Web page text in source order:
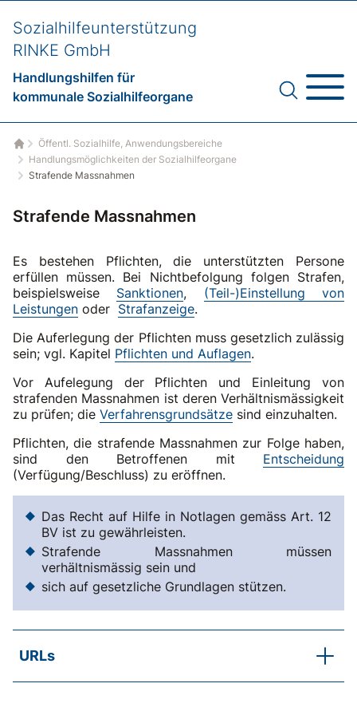
Sozialhilfeunterstützung
RINKE GmbH
Handlungshilfen für
kommunale Sozialhilfeorgane
Startseite
Öffentl. Sozialhilfe, Anwendungsbereiche
Handlungsmöglichkeiten der Sozialhilfeorgane
Strafende Massnahmen
Strafende Massnahmen
Es bestehen Pflichten, die unterstützten Persone
erfüllen müssen. Bei Nichtbefolgung folgen Strafen,
beispielsweise Sanktionen, (Teil-)Einstellung von
Leistungen oder Strafanzeige.
Die Auferlegung der Pflichten muss gesetzlich zulässig
sein; vgl. Kapitel Pflichten und Auflagen.
Vor Aufelegung der Pflichten und Einleitung von
strafenden Massnahmen ist deren Verhältnismässigkeit
zu prüfen; die Verfahrensgrundsätze sind einzuhalten.
Pflichten, die strafende Massnahmen zur Folge haben,
sind den Betroffenen mit Entscheidung
(Verfügung/Beschluss) zu eröffnen.
Das Recht auf Hilfe in Notlagen gemäss Art. 12
BV ist zu gewährleisten.
Strafende Massnahmen müssen
verhältnismässig sein und
sich auf gesetzliche Grundlagen stützen.
URLs
SKOS-Merkblatt